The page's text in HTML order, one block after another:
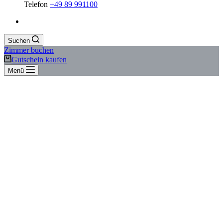
Telefon +49 89 991100
Suchen
Zimmer buchen
Gutschein kaufen
Menü